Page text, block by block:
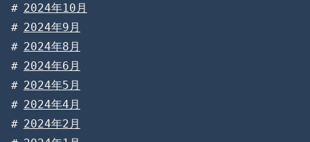
2024年10月
2024年9月
2024年8月
2024年6月
2024年5月
2024年4月
2024年2月